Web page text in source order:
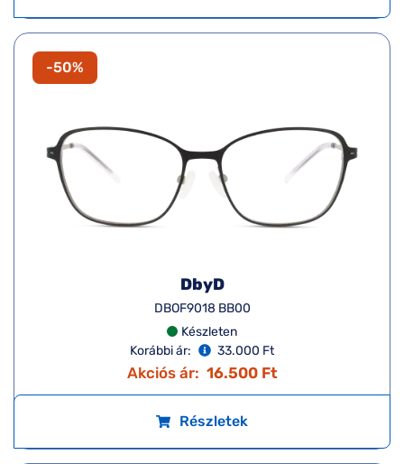
-50%
DbyD
DBOF9018 BB00
Készleten
Korábbi ár:
33.000 Ft
Akciós ár: 16.500 Ft
Részletek